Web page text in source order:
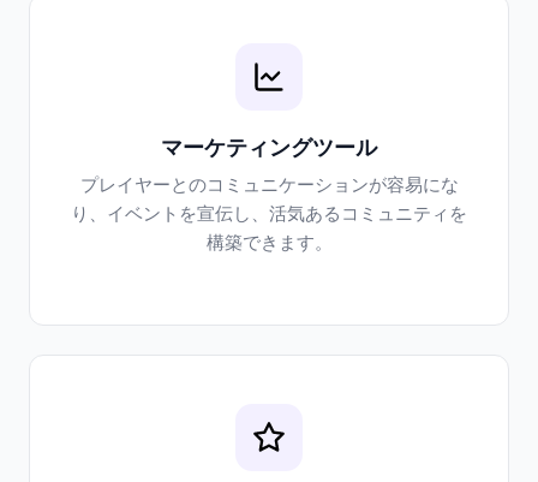
マーケティングツール
プレイヤーとのコミュニケーションが容易にな
り、イベントを宣伝し、活気あるコミュニティを
構築できます。